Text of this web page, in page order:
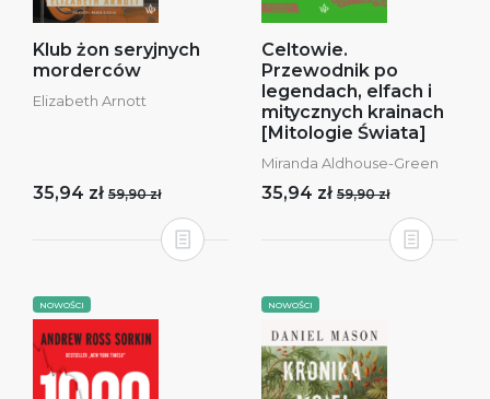
Klub żon seryjnych
morderców
Elizabeth Arnott
35,94 zł 59,90 zł
Celtowie.
Przewodnik po
legendach, elfach i
mitycznych krainach
[Mitologie Świata]
Miranda Aldhouse-Green
35,94 zł 59,90 zł
NOWOŚCI NOWOŚCI